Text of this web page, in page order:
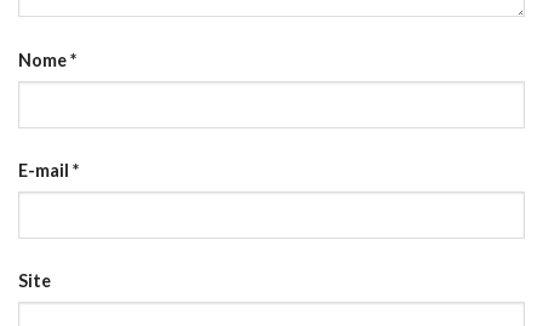
Nome*
E-mail *
Site